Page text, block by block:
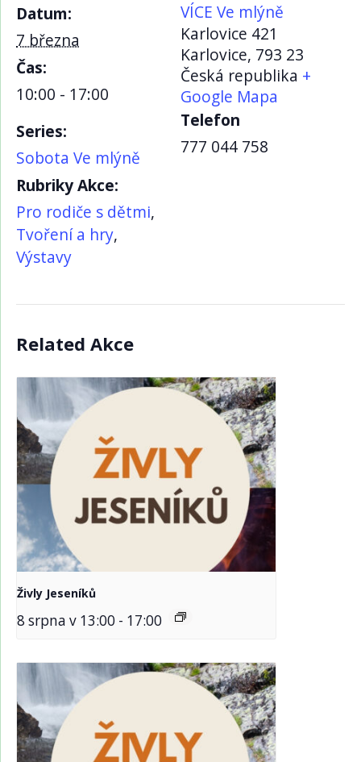
Datum:
7 března
Čas:
10:00 - 17:00
Series:
Sobota Ve mlýně
Rubriky Akce:
Pro rodiče s dětmi,
Tvoření a hry,
Výstavy
VÍCE Ve mlýně
Karlovice 421
Karlovice, 793 23
Česká republika +
Google Mapa
Telefon
777 044 758
Related Akce
Živly Jeseníků
8 srpna v 13:00 - 17:00